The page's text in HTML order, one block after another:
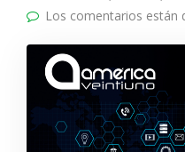
Los comentarios están